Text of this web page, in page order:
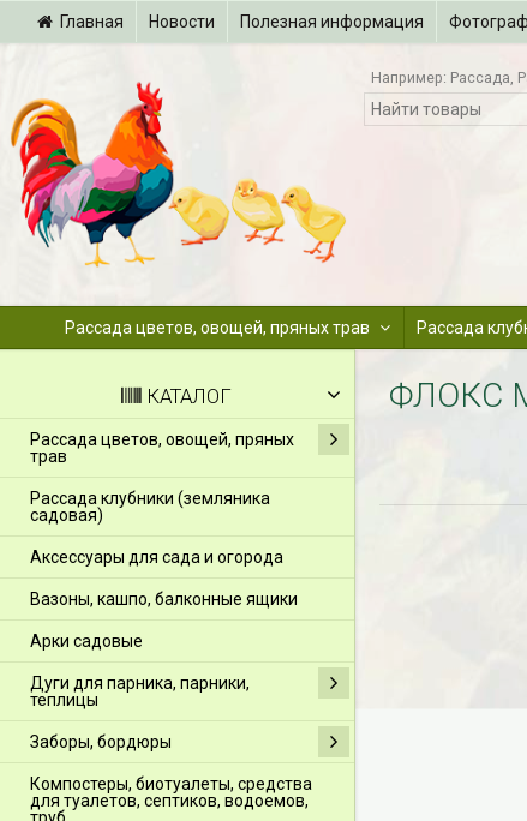
Главная Новости Полезная информация
Например: Рассада
Рассада цветов, овощей, пряных трав Рассада
КАТАЛОГ
Рассада цветов, овощей, пряных
трав
Рассада клубники (земляника
садовая)
Аксессуары для сада и огорода
Вазоны, кашпо, балконные ящики
Арки садовые
Дуги для парника, парники,
теплицы
Заборы, бордюры
Компостеры, биотуалеты, средства
для туалетов, септиков, водоемов,
труб
ФЛОКС